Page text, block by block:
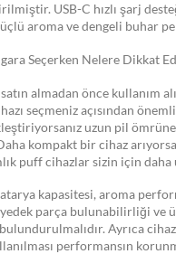
USB-C hızlı şarj
aroma ve dengeli buhar
Seçerken Nelere Dikkat
almadan önce kullanım
seçmeniz açısından
uzun pil
kompakt bir cihaz
puff cihazlar sizin için
kapasitesi, aroma
yedek parça bulunabilirliği ve
Ayrıca
performansın